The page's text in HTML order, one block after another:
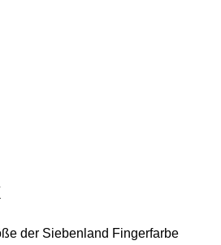
der Siebenland Fingerfarbe